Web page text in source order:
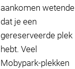
aankomen wetende
dat je een
gereserveerde plek
hebt. Veel
Mobypark-plekken